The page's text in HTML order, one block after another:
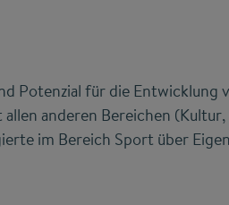
Potenzial für die Entwicklung
anderen Bereichen (Kultur,
im Bereich Sport über